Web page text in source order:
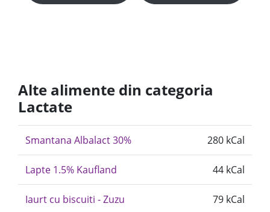
Alte alimente din categoria
Lactate
Smantana Albalact 30% 280 kCal
Lapte 1.5% Kaufland 44 kCal
Iaurt cu biscuiti - Zuzu 79 kCal